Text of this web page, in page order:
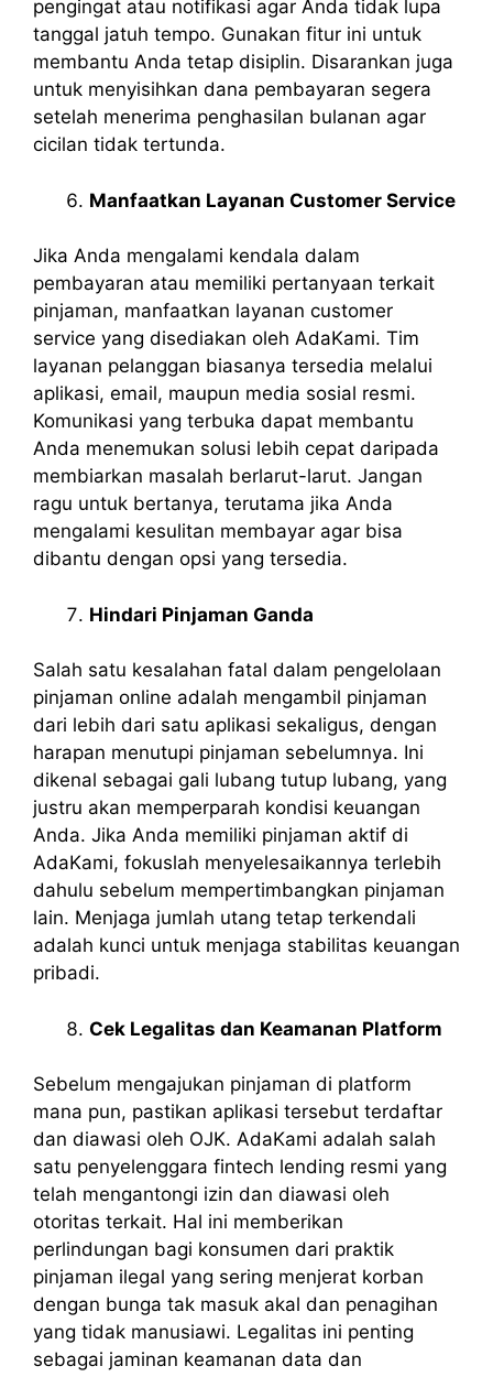
pengingat atau notifikasi agar Anda tidak lupa
tanggal jatuh tempo. Gunakan fitur ini untuk
membantu Anda tetap disiplin. Disarankan juga
untuk menyisihkan dana pembayaran segera
setelah menerima penghasilan bulanan agar
cicilan tidak tertunda.
Manfaatkan Layanan Customer Service
Jika Anda mengalami kendala dalam
pembayaran atau memiliki pertanyaan terkait
pinjaman, manfaatkan layanan customer
service yang disediakan oleh AdaKami. Tim
layanan pelanggan biasanya tersedia melalui
aplikasi, email, maupun media sosial resmi.
Komunikasi yang terbuka dapat membantu
Anda menemukan solusi lebih cepat daripada
membiarkan masalah berlarut-larut. Jangan
ragu untuk bertanya, terutama jika Anda
mengalami kesulitan membayar agar bisa
dibantu dengan opsi yang tersedia.
Hindari Pinjaman Ganda
Salah satu kesalahan fatal dalam pengelolaan
pinjaman online adalah mengambil pinjaman
dari lebih dari satu aplikasi sekaligus, dengan
harapan menutupi pinjaman sebelumnya. Ini
dikenal sebagai gali lubang tutup lubang, yang
justru akan memperparah kondisi keuangan
Anda. Jika Anda memiliki pinjaman aktif di
AdaKami, fokuslah menyelesaikannya terlebih
dahulu sebelum mempertimbangkan pinjaman
lain. Menjaga jumlah utang tetap terkendali
adalah kunci untuk menjaga stabilitas keuangan
pribadi.
Cek Legalitas dan Keamanan Platform
Sebelum mengajukan pinjaman di platform
mana pun, pastikan aplikasi tersebut terdaftar
dan diawasi oleh OJK. AdaKami adalah salah
satu penyelenggara fintech lending resmi yang
telah mengantongi izin dan diawasi oleh
otoritas terkait. Hal ini memberikan
perlindungan bagi konsumen dari praktik
pinjaman ilegal yang sering menjerat korban
dengan bunga tak masuk akal dan penagihan
yang tidak manusiawi. Legalitas ini penting
sebagai jaminan keamanan data dan